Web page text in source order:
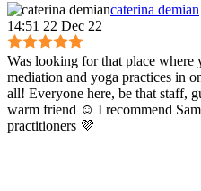
caterina demian
14:51 22 Dec 22
Was looking for that place where
mediation and yoga practices in
all! Everyone here, be that staff,
warm friend ☺️ I recommend
practitioners 💜